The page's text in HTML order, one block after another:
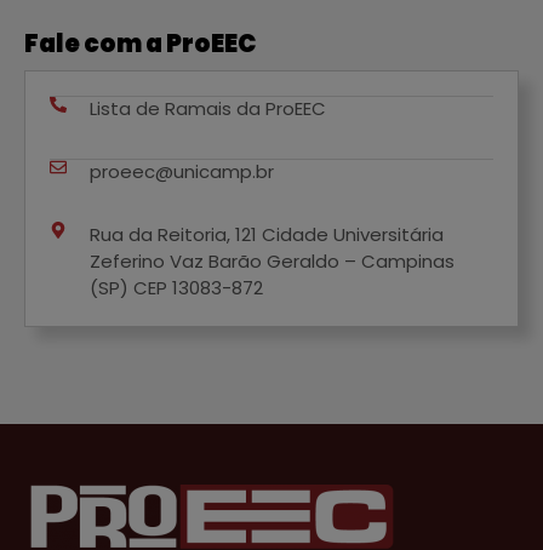
Fale com a ProEEC
Lista de Ramais da ProEEC
proeec@unicamp.br
Rua da Reitoria, 121 Cidade Universitária
Zeferino Vaz Barão Geraldo – Campinas
(SP) CEP 13083-872